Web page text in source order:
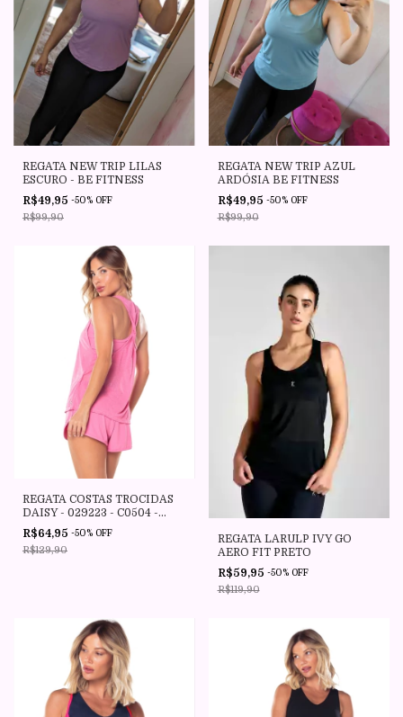
REGATA NEW TRIP LILAS
ESCURO - BE FITNESS
R$49,95 -50% OFF
R$99,90
REGATA NEW TRIP AZUL
ARDÓSIA BE FITNESS
R$49,95 -50% OFF
R$99,90
REGATA COSTAS TROCIDAS
DAISY - 029223 - C0504 -
ROSA CANDY - VESTEM
R$64,95 -50% OFF
R$129,90
REGATA LARULP IVY GO
AERO FIT PRETO
R$59,95 -50% OFF
R$119,90